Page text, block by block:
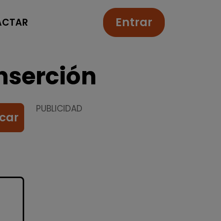
Entrar
PUBLICIDAD